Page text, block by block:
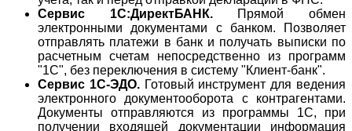
Сервис 1С:ДиректБАНК. Прямой обмен
электронными документами с банком. Позволяет
отправлять платежи в банк и получать выписки по
расчетным счетам непосредственно из программ
"1С", без переключения в систему "Клиент-банк".
Сервис 1С-ЭДО.Готовый инструмент для ведения
электронного документооборота с контрагентами.
Документы отправляются из программы 1С, при
получении входящей документации информация